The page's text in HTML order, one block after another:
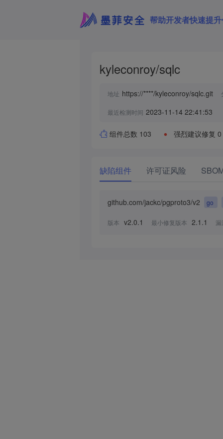
帮助开发者快速提
kyleconroy/sqlc
地址 https://****/kyleconroy/sqlc.git
最近检测时间 2023-11-14 22:41:53
组件总数 103 强烈建议修复 0
缺陷组件 许可证风险
github.com/jackc/pgproto3/v2 go
版本 v2.0.1 最小修复版本 2.1.1 漏